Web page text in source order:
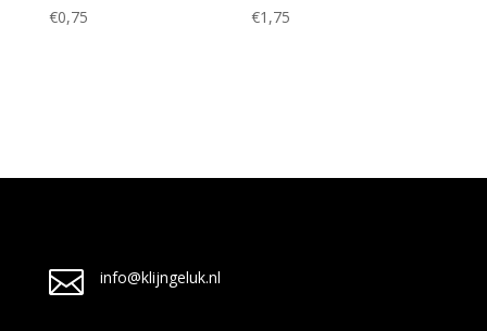
€0,75 €1,75
 info@klijngeluk.nl